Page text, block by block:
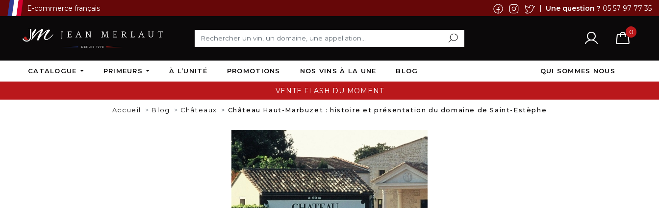
E-commerce français | Une question ? 05 57 97 77 35
0
CATALOGUE PRIMEURS À L’UNITÉ PROMOTIONS NOS VINS À LA UNE BLOG QUI SOMMES NOUS
VENTE FLASH DU MOMENT
Accueil Blog Châteaux Château Haut-Marbuzet : histoire et présentation du domaine de Saint-Estèphe